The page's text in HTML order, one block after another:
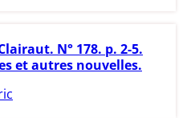
N° 178. p. 2-5.
et autres nouvelles.